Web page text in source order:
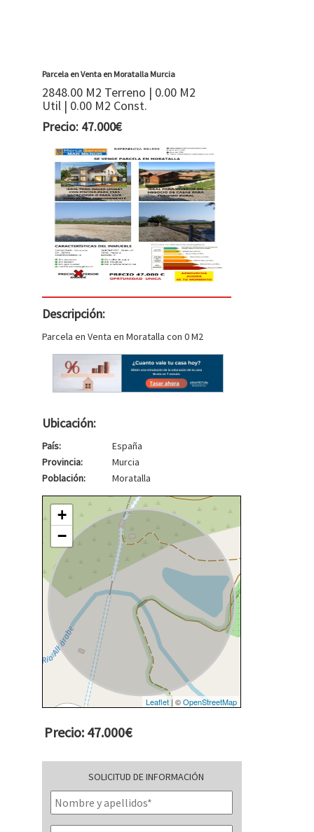
Parcela en Venta en Moratalla Murcia
2848.00 M2 Terreno | 0.00 M2
Util | 0.00 M2 Const.
Precio: 47.000€
Descripción:
Parcela en Venta en Moratalla con 0 M2
Ubicación:
País:
España
Provincia:
Murcia
Población:
Moratalla
+
−
Leaflet | ©OpenStreetMap
Precio: 47.000€
SOLICITUD DE INFORMACIÓN